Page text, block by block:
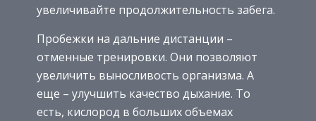
увеличивайте продолжительность забега.
Пробежки на дальние дистанции –
отменные тренировки. Они позволяют
увеличить выносливость организма. А
еще – улучшить качество дыхание. То
есть, кислород в больших объемах